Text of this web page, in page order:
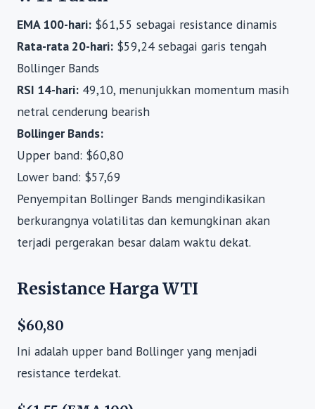
EMA 100-hari: $61,55 sebagai resistance dinamis
Rata-rata 20-hari: $59,24 sebagai garis tengah
Bollinger Bands
RSI 14-hari: 49,10, menunjukkan momentum masih
netral cenderung bearish
Bollinger Bands:
Upper band: $60,80
Lower band: $57,69
Penyempitan Bollinger Bands mengindikasikan
berkurangnya volatilitas dan kemungkinan akan
terjadi pergerakan besar dalam waktu dekat.
Resistance Harga WTI
$60,80
Ini adalah upper band Bollinger yang menjadi
resistance terdekat.